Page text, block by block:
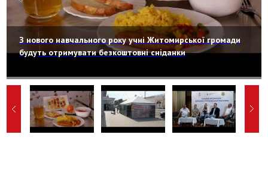
З нового навчального року учні Житомирської громади
будуть отримувати безкоштовні сніданки